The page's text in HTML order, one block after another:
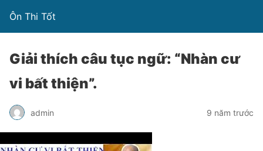
Ôn Thi Tốt
Giải thích câu tục ngữ: “Nhàn cư
vi bất thiện”.
admin 9 năm trước